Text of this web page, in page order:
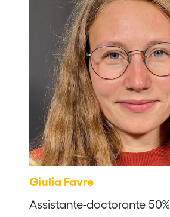
Giulia Favre
Assistante-doctorante 50%